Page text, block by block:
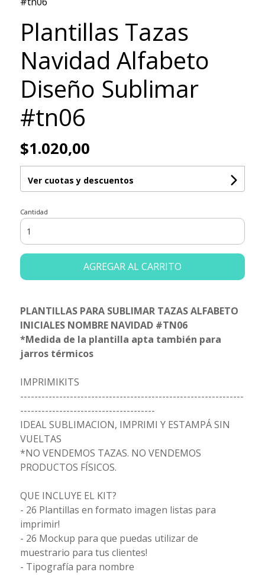
Plantillas Tazas
Navidad Alfabeto
Diseño Sublimar
#tn06
$1.020,00
Ver cuotas y descuentos
Cantidad
AGREGAR AL CARRITO
PLANTILLAS PARA SUBLIMAR TAZAS ALFABETO
INICIALES NOMBRE NAVIDAD #TN06
*Medida de la plantilla apta también para
jarros térmicos
IMPRIMIKITS
---------------------------------------------------------------
--------------------------------------
IDEAL SUBLIMACION, IMPRIMI Y ESTAMPÁ SIN
VUELTAS
*NO VENDEMOS TAZAS. NO VENDEMOS
PRODUCTOS FÍSICOS.
QUE INCLUYE EL KIT?
- 26 Plantillas en formato imagen listas para
imprimir!
- 26 Mockup para que puedas utilizar de
muestrario para tus clientes!
- Tipografía para nombre